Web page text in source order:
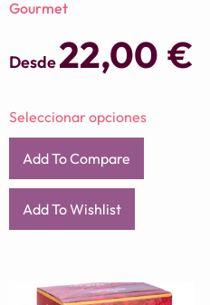
Gourmet
Desde22,00 €
Seleccionar opciones
Add To Compare
Add To Wishlist